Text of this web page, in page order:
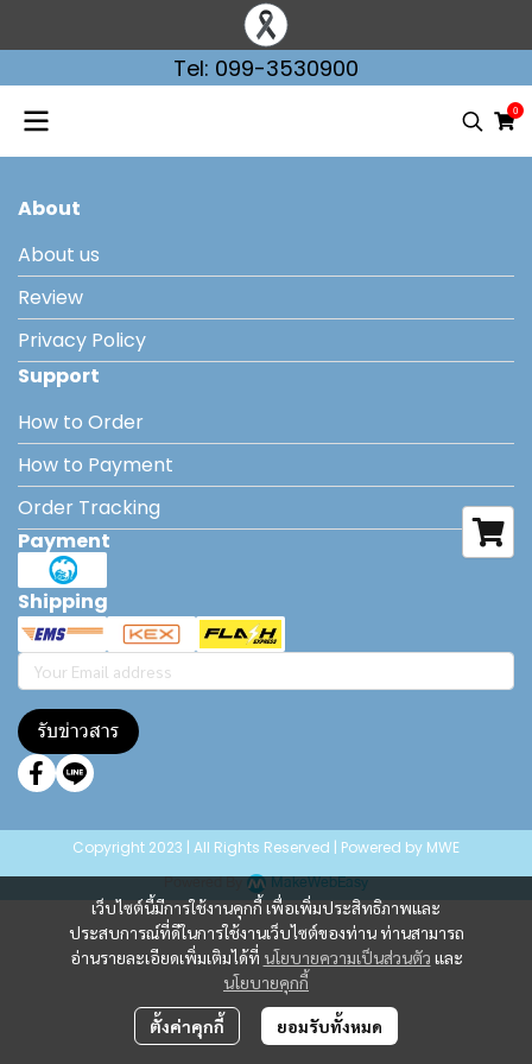
Tel: 099-3530900
0
เว็บไซต์นี้มีการใช้งานคุกกี้ เพื่อเพิ่มประสิทธิภาพและ
ประสบการณ์ที่ดีในการใช้งานเว็บไซต์ของท่าน ท่านสามารถ
อ่านรายละเอียดเพิ่มเติมได้ที่ นโยบายความเป็นส่วนตัว และ
นโยบายคุกกี้
ตั้งค่าคุกกี้ ยอมรับทั้งหมด
About
About us
Review
Privacy Policy
Support
How to Order
How to Payment
Order Tracking
Payment
Shipping
รับข่าวสาร
Copyright 2023 | All Rights Reserved | Powered by MWE
Powered By MakeWebEasy